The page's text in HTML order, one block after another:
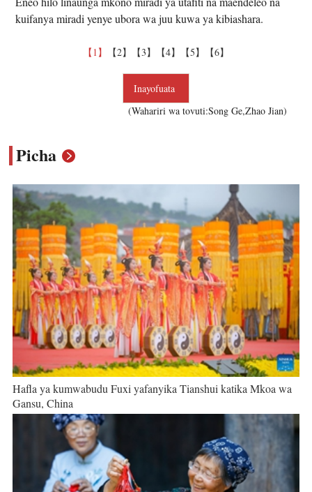
kuifanya miradi yenye ubora wa juu kuwa ya kibiashara.
【1】 【2】 【3】 【4】 【5】 【6】
Inayofuata
(Wahariri wa tovuti:Song Ge,Zhao Jian)
Picha
Hafla ya kumwabudu Fuxi yafanyika Tianshui katika Mkoa wa
Gansu, China